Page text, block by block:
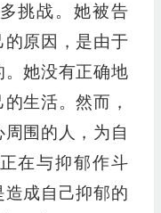
挑战。她被告
原因，是由于
她没有正确地
生活。然而，
围的人，为自
在与抑郁作斗
成自己抑郁的